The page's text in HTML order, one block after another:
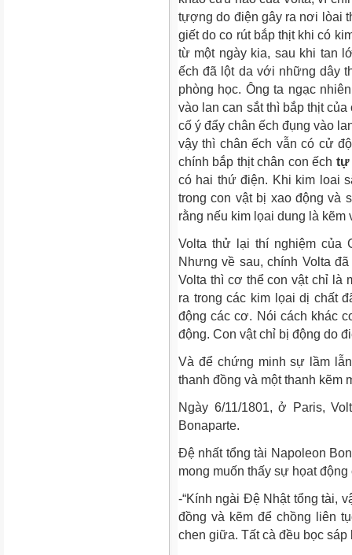
tựợng do điện gây ra nơi lòai
giết do co rút bắp thịt khi có
từ một ngày kia, sau khi tan
ếch đã lột da với những dây
phòng học. Ông ta ngạc
vào lan can sắt thì bắp thịt
cố ý đẩy chân ếch đụng vào
vậy thì chân ếch vẫn có cử
chính bắp thịt chân con ếch tự
có hai thứ điện. Khi kim loai
trong con vật bị xao động và
rằng nếu kim lọai dung là
Volta thử lại thí nghiệm của
Nhưng về sau, chính Volta
Volta thì cơ thể con vật chỉ là
ra trong các kim lọai dị chất
động các cơ. Nói cách khác
động. Con vật chỉ bị động do
Và để chứng minh sự lầm
thanh đồng và một thanh kẽm
Ngày 6/11/1801, ở Paris,
Bonaparte.
Đệ nhất tổng tài Napoleon
mong muốn thấy sự họat động
-“Kính ngài Đệ Nhật tổng tài,
đồng và kẽm để chồng liên
chen giữa. Tất cà đều bọc